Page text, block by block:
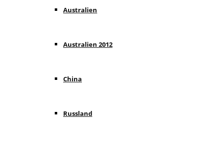
Australien
Australien 2012
China
Russland